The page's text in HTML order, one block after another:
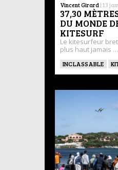
Vincent Girard | 13
37,30
DU MONDE
KITESURF
Le kitesurfeur
plus haut jamais …
INCLASSABLE